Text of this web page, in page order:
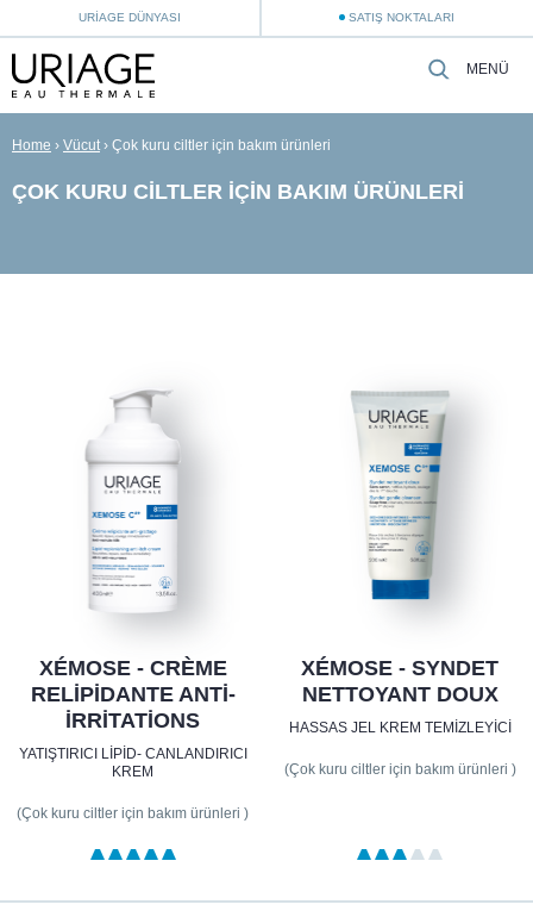
URIAGE DÜNYASI SATIŞ NOKTALARI
MENÜ
Home › Vücut› Çok kuru ciltler için bakım ürünleri
ÇOK KURU CILTLER IÇIN BAKIM ÜRÜNLERI
XÉMOSE - CRÈME
RELIPIDANTE ANTI-
IRRITATIONS
YATIŞTIRICI LIPID- CANLANDIRICI
KREM
(Çok kuru ciltler için bakım ürünleri )
XÉMOSE - SYNDET
NETTOYANT DOUX
HASSAS JEL KREM TEMIZLEYICI
(Çok kuru ciltler için bakım ürünleri )